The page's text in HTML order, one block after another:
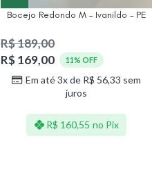
Bocejo Redondo M – Ivanildo – PE
R$189,00
R$169,00 11% OFF
Em até 3x de R$ 56,33 sem
juros
R$ 160,55 no Pix